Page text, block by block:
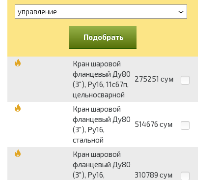
управление
Подобрать
Кран шаровой
фланцевый Ду80
(3"), Ру16, 11с67п,
цельносварной
275251 сум
Кран шаровой
фланцевый Ду80
(3"), Ру16,
стальной
514676 сум
Кран шаровой
фланцевый Ду80
(3"), Ру16,
310789 сум